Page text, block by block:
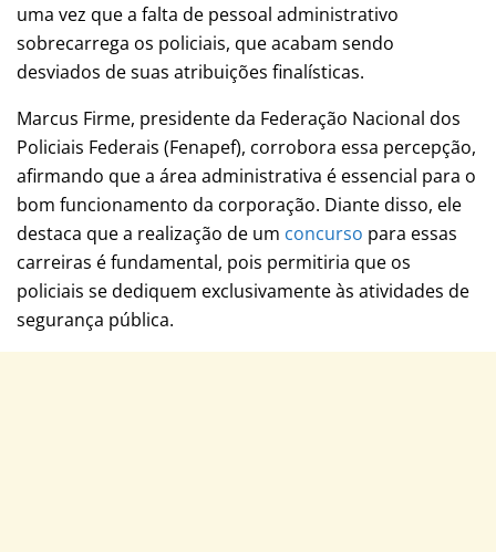
uma vez que a falta de pessoal administrativo
sobrecarrega os policiais, que acabam sendo
desviados de suas atribuições finalísticas.
Marcus Firme, presidente da Federação Nacional dos
Policiais Federais (Fenapef), corrobora essa percepção,
afirmando que a área administrativa é essencial para o
bom funcionamento da corporação. Diante disso, ele
destaca que a realização de um concurso para essas
carreiras é fundamental, pois permitiria que os
policiais se dediquem exclusivamente às atividades de
segurança pública.